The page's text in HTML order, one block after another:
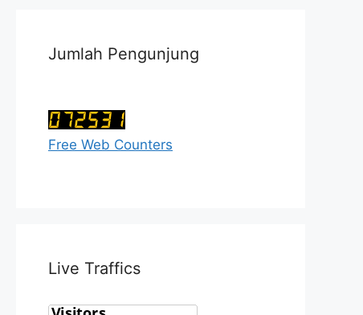
Jumlah Pengunjung
Free Web Counters
Live Traffics